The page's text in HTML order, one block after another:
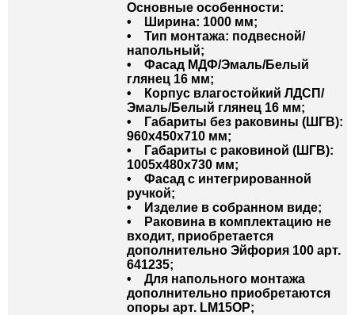
Основные особенности:
• Ширина: 1000 мм;
• Тип монтажа: подвесной/
напольный;
• Фасад МДФ/Эмаль/Белый
глянец 16 мм;
• Корпус влагостойкий ЛДСП/
Эмаль/Белый глянец 16 мм;
• Габариты без раковины (ШГВ):
960х450х710 мм;
• Габариты с раковиной (ШГВ):
1005х480х730 мм;
• Фасад с интегрированной
ручкой;
• Изделие в собранном виде;
• Раковина в комплектацию не
входит, приобретается
дополнительно Эйфория 100 арт.
641235;
• Для напольного монтажа
дополнительно приобретаются
опоры арт. LM15OP;